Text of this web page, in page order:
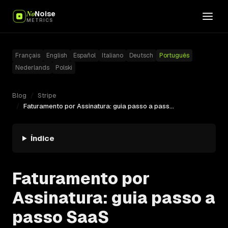
NoNoise
METRICS
Français English Español Italiano Deutsch
Português
Nederlands
Polski
Blog / Stripe
/
Faturamento por Assinatura: guia passo a passo SaaS
Índice
Faturamento por
Assinatura: guia passo a
passo SaaS